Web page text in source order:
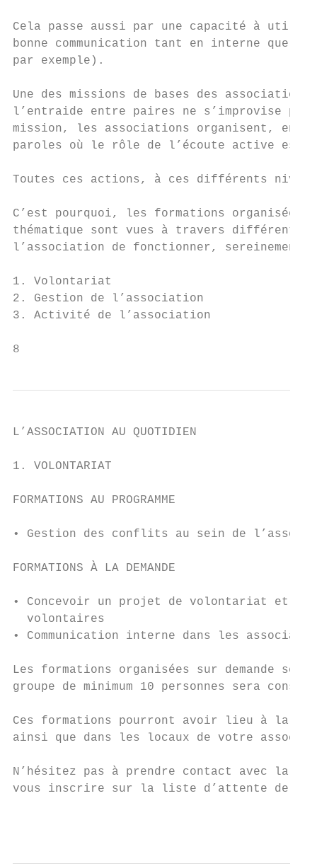
Cela passe aussi par une capacité à
bonne communication tant en interne
par exemple).
Une des missions de bases des
l’entraide entre paires ne s’improvise
mission, les associations organisent,
paroles où le rôle de l’écoute active est
Toutes ces actions, à ces différents
C’est pourquoi, les formations organisées
thématique sont vues à travers différents
l’association de fonctionner,
1. Volontariat
2. Gestion de l’association
3. Activité de l’association
8
L’ASSOCIATION AU QUOTIDIEN
1. VOLONTARIAT
FORMATIONS AU PROGRAMME
• Gestion des conflits au sein de
FORMATIONS À LA DEMANDE
• Concevoir un projet de volontariat et
  volontaires
• Communication interne dans les
Les formations organisées sur demande
groupe de minimum 10 personnes sera
Ces formations pourront avoir lieu à la
ainsi que dans les locaux de votre
N’hésitez pas à prendre contact avec la
vous inscrire sur la liste d’attente de